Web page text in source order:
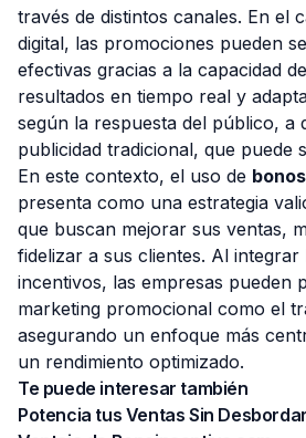
través de distintos canales. En el
digital, las promociones pueden
efectivas gracias a la capacidad
resultados en tiempo real y
según la respuesta del público, a
publicidad tradicional, que puede
En este contexto, el uso de
presenta como una estrategia
que buscan mejorar sus ventas,
fidelizar a sus clientes. Al integrar
incentivos, las empresas pueden
marketing promocional como el
asegurando un enfoque más
un rendimiento optimizado.
Te puede interesar también
Potencia tus Ventas Sin